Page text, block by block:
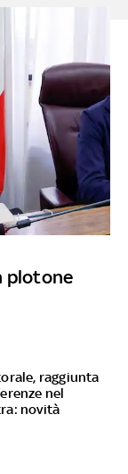
plotone
raggiunta
nel
novità